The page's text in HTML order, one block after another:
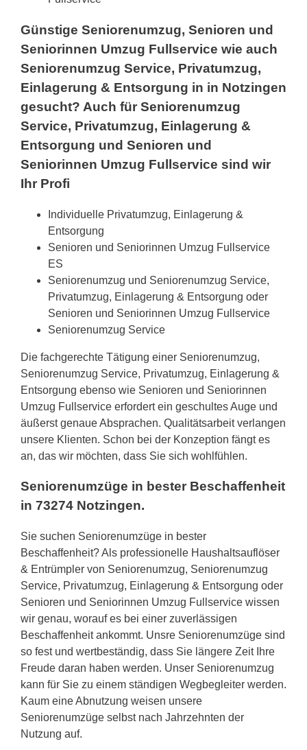
Günstige Seniorenumzug, Senioren und
Seniorinnen Umzug Fullservice wie auch
Seniorenumzug Service, Privatumzug,
Einlagerung & Entsorgung in in Notzingen
gesucht? Auch für Seniorenumzug
Service, Privatumzug, Einlagerung &
Entsorgung und Senioren und
Seniorinnen Umzug Fullservice sind wir
Ihr Profi
Individuelle Privatumzug, Einlagerung &
Entsorgung
Senioren und Seniorinnen Umzug Fullservice
ES
Seniorenumzug und Seniorenumzug Service,
Privatumzug, Einlagerung & Entsorgung oder
Senioren und Seniorinnen Umzug Fullservice
Seniorenumzug Service
Die fachgerechte Tätigung einer Seniorenumzug,
Seniorenumzug Service, Privatumzug, Einlagerung &
Entsorgung ebenso wie Senioren und Seniorinnen
Umzug Fullservice erfordert ein geschultes Auge und
äußerst genaue Absprachen. Qualitätsarbeit verlangen
unsere Klienten. Schon bei der Konzeption fängt es
an, das wir möchten, dass Sie sich wohlfühlen.
Seniorenumzüge in bester Beschaffenheit
in 73274 Notzingen.
Sie suchen Seniorenumzüge in bester
Beschaffenheit? Als professionelle Haushaltsauflöser
& Entrümpler von Seniorenumzug, Seniorenumzug
Service, Privatumzug, Einlagerung & Entsorgung oder
Senioren und Seniorinnen Umzug Fullservice wissen
wir genau, worauf es bei einer zuverlässigen
Beschaffenheit ankommt. Unsre Seniorenumzüge sind
so fest und wertbeständig, dass Sie längere Zeit Ihre
Freude daran haben werden. Unser Seniorenumzug
kann für Sie zu einem ständigen Wegbegleiter werden.
Kaum eine Abnutzung weisen unsere
Seniorenumzüge selbst nach Jahrzehnten der
Nutzung auf.